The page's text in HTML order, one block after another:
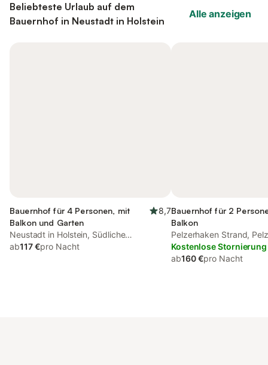
Beliebteste Urlaub auf dem
Bauernhof in Neustadt in Holstein
Alle anzeigen
Bauernhof für 4 Personen, mit
Balkon und Garten
8,7
Neustadt in Holstein, Südliche
Ostseeküste
ab117 €pro Nacht
Bauernhof für 2
Balkon
Pelzerhaken Strand,
Kostenlose Stornierung
ab160 €pro Nacht